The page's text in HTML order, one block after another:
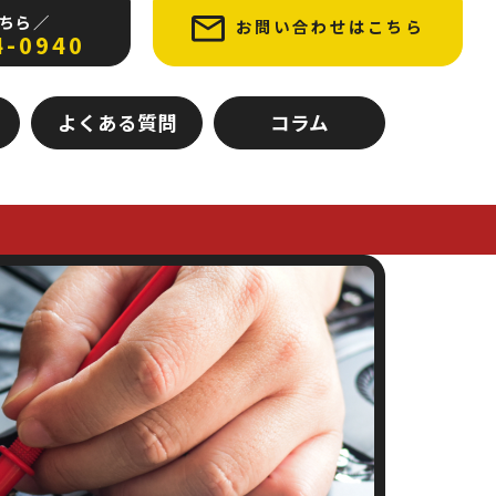
ら ／
0940
お問い合わせはこちら
よくある質問 コラム